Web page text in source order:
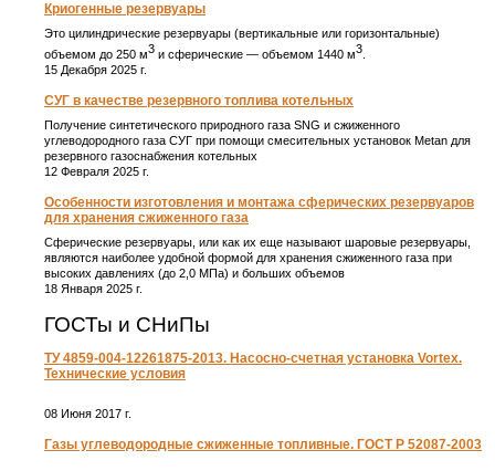
Криогенные резервуары
Это цилиндрические резервуары (вертикальные или горизонтальные)
объемом до 250 м3 и сферические ― объемом 1440 м3
15 Декабря 2025 г.
СУГ в качестве резервного топлива котельных
Получение синтетического природного газа SNG и сжиженного
углеводородного газа СУГ при помощи смесительных установок Metan для
резервного газоснабжения котельных
12 Февраля 2025 г.
Особенности изготовления и монтажа сферических резервуаров
для хранения сжиженного газа
Сферические резервуары, или как их еще называют шаровые резервуары,
являются наиболее удобной формой для хранения сжиженного газа при
высоких давлениях (до 2,0 МПа) и больших объемов
18 Января 2025 г.
ГОСТы и СНиПы
ТУ 4859-004-12261875-2013. Насосно-счетная установка Vortex.
Технические условия
08 Июня 2017 г.
Газы углеводородные сжиженные топливные. ГОСТ Р 52087-2003